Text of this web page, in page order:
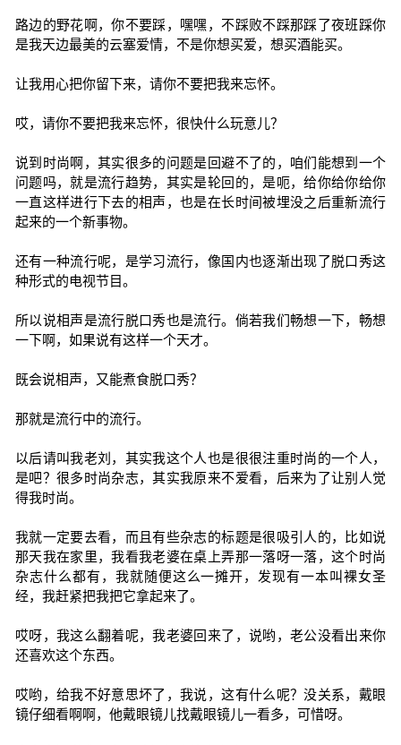
路边的野花啊，你不要踩，嘿嘿，不踩败不踩那踩了夜班踩你
是我天边最美的云塞爱情，不是你想买爱，想买酒能买。
让我用心把你留下来，请你不要把我来忘怀。
哎，请你不要把我来忘怀，很快什么玩意儿？
说到时尚啊，其实很多的问题是回避不了的，咱们能想到一个
问题吗，就是流行趋势，其实是轮回的，是呃，给你给你给你
一直这样进行下去的相声，也是在长时间被埋没之后重新流行
起来的一个新事物。
还有一种流行呢，是学习流行，像国内也逐渐出现了脱口秀这
种形式的电视节目。
所以说相声是流行脱口秀也是流行。倘若我们畅想一下，畅想
一下啊，如果说有这样一个天才。
既会说相声，又能煮食脱口秀？
那就是流行中的流行。
以后请叫我老刘，其实我这个人也是很很注重时尚的一个人，
是吧？很多时尚杂志，其实我原来不爱看，后来为了让别人觉
得我时尚。
我就一定要去看，而且有些杂志的标题是很吸引人的，比如说
那天我在家里，我看我老婆在桌上弄那一落呀一落，这个时尚
杂志什么都有，我就随便这么一摊开，发现有一本叫裸女圣
经，我赶紧把我把它拿起来了。
哎呀，我这么翻着呢，我老婆回来了，说哟，老公没看出来你
还喜欢这个东西。
哎哟，给我不好意思坏了，我说，这有什么呢？没关系，戴眼
镜仔细看啊啊，他戴眼镜儿找戴眼镜儿一看多，可惜呀。